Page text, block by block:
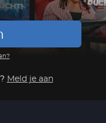
Meld je aan